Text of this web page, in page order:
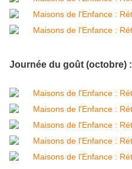
Journée du goût (octobre) :